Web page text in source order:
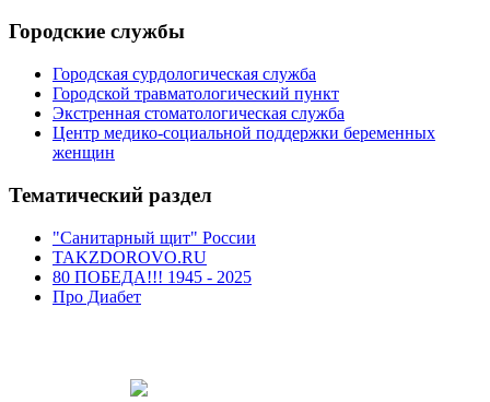
Городские службы
Городская сурдологическая служба
Городской травматологический пункт
Экстренная стоматологическая служба
Центр медико-социальной поддержки беременных
женщин
Тематический раздел
"Санитарный щит" России
TAKZDOROVO.RU
80 ПОБЕДА!!! 1945 - 2025
Про Диабет